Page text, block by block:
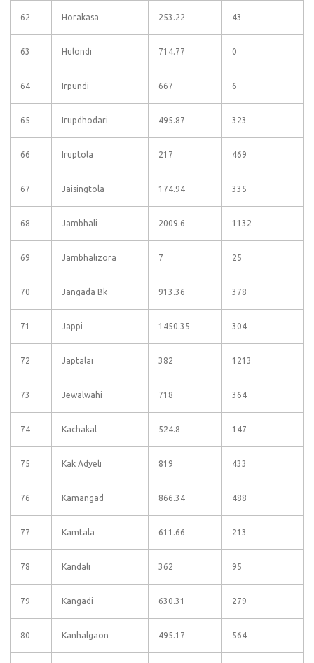
62 Horakasa 253.22 43
63 Hulondi 714.77 0
64 Irpundi 667 6
65 Irupdhodari 495.87 323
66 Iruptola 217 469
67 Jaisingtola 174.94 335
68 Jambhali 2009.6 1132
69 Jambhalizora 7 25
70 Jangada Bk 913.36 378
71 Jappi 1450.35 304
72 Japtalai 382 1213
73 Jewalwahi 718 364
74 Kachakal 524.8 147
75 Kak Adyeli 819 433
76 Kamangad 866.34 488
77 Kamtala 611.66 213
78 Kandali 362 95
79 Kangadi 630.31 279
80 Kanhalgaon 495.17 564